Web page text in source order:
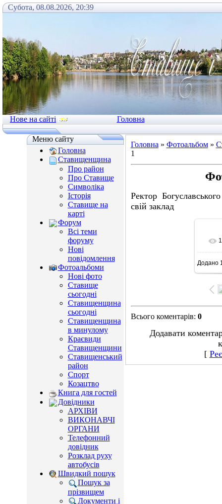
Субота, 08.08.2026, 20:39
Нове на сайті Головна
Меню сайту
Головна
Ставищенщина
Про район
Про Ставище
Символіка
Історія
Ставище на
карті
Форум
Всі теми
форуму
Нові
повідомлення
Фотоальбоми
Нові фото
Ставище
сьогодні
Ставищенщина
сьогодні
Ставищенщина
в минулому
Краєвиди
Ставищенщини
Ставищенський
район
Спорт
Козацтво
Книга для гостей
Довідники
АРХІВИ
ВИКОНАВЧІ
ОРГАНИ
Телефонний
довідник
Розклад руху
автобусів
Швидкий пошук
Пошук за
прізвищем
Документи і
Головна » Фотоальбом»
1
Ректор
свій заклад
Додано
Всього коментарів: 0
Додавати
[